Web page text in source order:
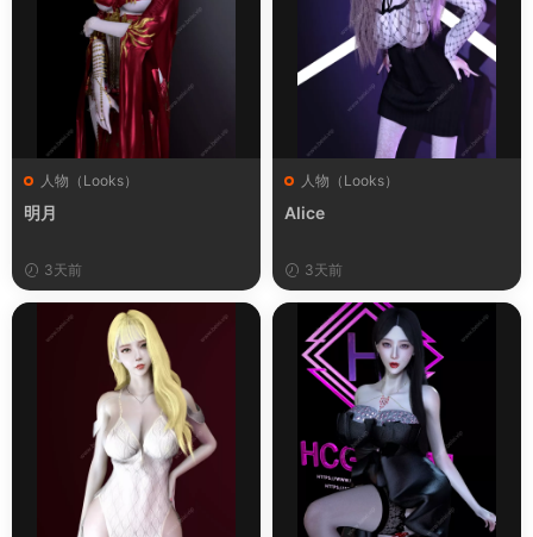
人物（Looks）
明月
3天前
人物（Looks）
Alice
3天前